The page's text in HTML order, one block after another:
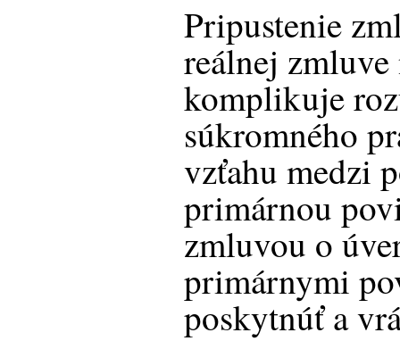
Pripustenie
reálnej zmluve
komplikuje
súkromného
vzťahu medzi
primárnou
zmluvou o
primárnymi
poskytnúť a